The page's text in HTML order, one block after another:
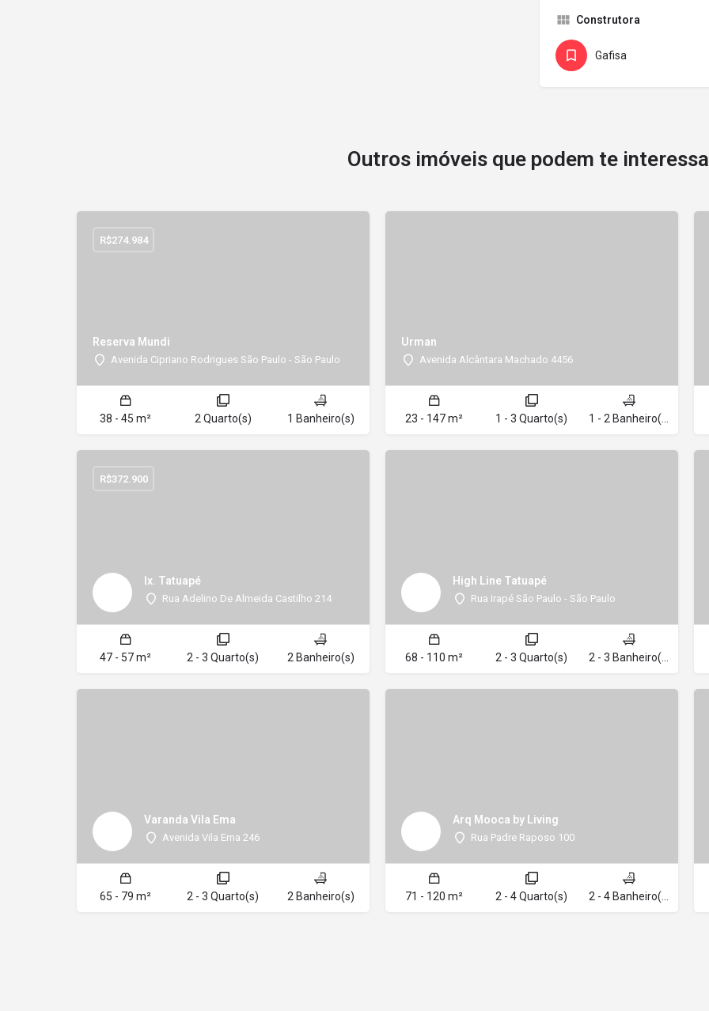
Construtora
Gafisa
Outros imóveis que podem te
Reserva Mundi
Avenida Cipriano Rodrigues São Paulo - São Paulo
R$274.984
38 - 45 m² 2 Quarto(s) 1 Banheiro(s)
Urman
Avenida Alcântara Machado 4456
23 - 147 m² 1 - 3 Quarto(s) 1 - 2 Banheiro(s)
Ix. Tatuapé
Rua Adelino De Almeida Castilho 214
R$372.900
47 - 57 m² 2 - 3 Quarto(s) 2 Banheiro(s)
High Line Tatuapé
Rua Irapé São Paulo - São Paulo
68 - 110 m² 2 - 3 Quarto(s) 2 - 3 Banheiro(s)
Varanda Vila Ema
Avenida Vila Ema 246
65 - 79 m² 2 - 3 Quarto(s) 2 Banheiro(s)
Arq Mooca by Living
Rua Padre Raposo 100
71 - 120 m² 2 - 4 Quarto(s) 2 - 4 Banheiro(s)